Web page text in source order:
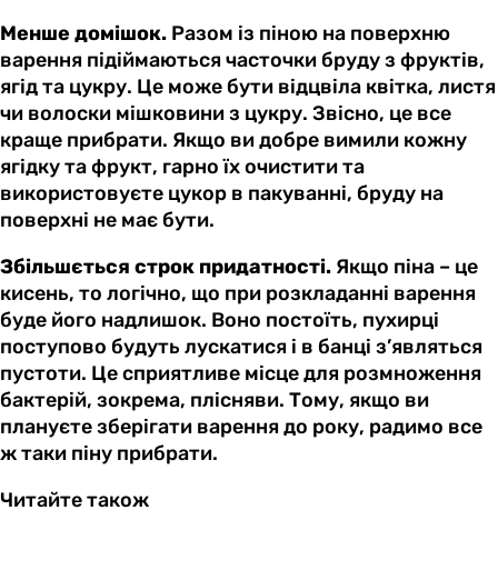
Менше домішок. Разом із піною на поверхню
варення підіймаються часточки бруду з фруктів,
ягід та цукру. Це може бути відцвіла квітка, листя
чи волоски мішковини з цукру. Звісно, це все
краще прибрати. Якщо ви добре вимили кожну
ягідку та фрукт, гарно їх очистити та
використовуєте цукор в пакуванні, бруду на
поверхні не має бути.
Збільшється строк придатності. Якщо піна – це
кисень, то логічно, що при розкладанні варення
буде його надлишок. Воно постоїть, пухирці
поступово будуть лускатися і в банці з’являться
пустоти. Це сприятливе місце для розмноження
бактерій, зокрема, плісняви. Тому, якщо ви
плануєте зберігати варення до року, радимо все
ж таки піну прибрати.
Читайте також